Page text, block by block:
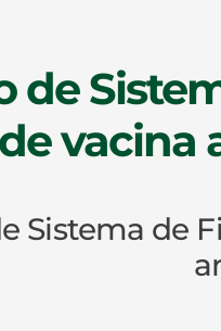
de
vacina
Sistema de